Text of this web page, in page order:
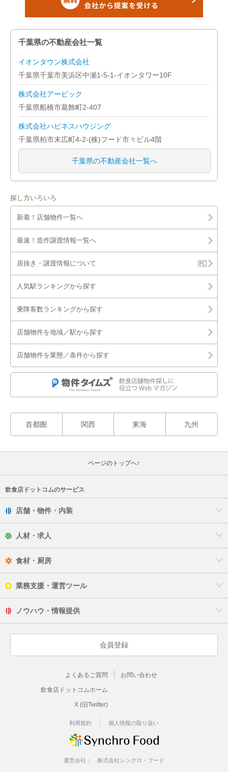
千葉県の不動産会社一覧
イオンタウン株式会社
千葉県千葉市美浜区中瀬1-5-1-イオンタワー10F
株式会社アービック
千葉県船橋市葛飾町2-407
株式会社ハピネスハウジング
千葉県柏市末広町4-2-(株)フード市々ビル4階
千葉県の不動産会社一覧へ
探し方いろいろ
新着！店舗物件一覧へ
最速！造作譲渡情報一覧へ
居抜き・譲渡情報について
人気駅ランキングから探す
乗降客数ランキングから探す
店舗物件を地域／駅から探す
店舗物件を業態／条件から探す
首都圏 関西 東海 九州
ページのトップへ↑
飲食店ドットコムのサービス
店舗・物件・内装
人材・求人
食材・厨房
業務支援・運営ツール
ノウハウ・情報提供
会員登録
よくあるご質問 お問い合わせ
飲食店ドットコムホーム
X (旧Twitter)
利用規約 個人情報の取り扱い
運営会社： 株式会社シンクロ・フード